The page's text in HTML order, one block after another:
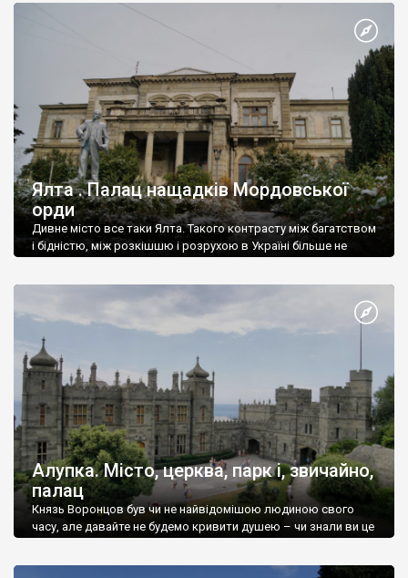
Ялта . Палац нащадків Мордовської
орди
Дивне місто все таки Ялта. Такого контрасту між багатством
і бідністю, між розкішшю і розрухою в Україні більше не
Алупка. Місто, церква, парк і, звичайно,
палац
Князь Воронцов був чи не найвідомішою людиною свого
часу, але давайте не будемо кривити душею – чи знали ви це